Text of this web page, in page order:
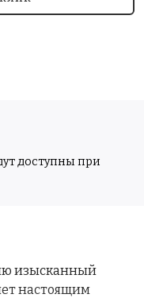
доступны при
изысканный
настоящим